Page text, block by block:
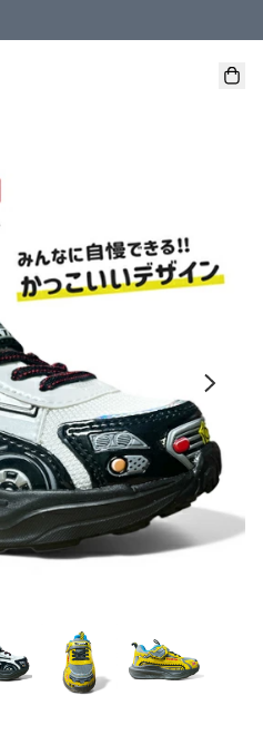
用於 本地送貨、本地取貨 )